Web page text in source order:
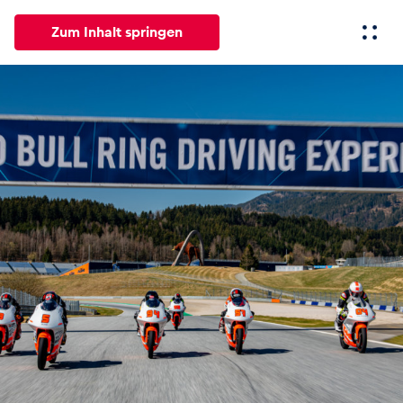
Zum Inhalt springen
Alle News Events Erlebnisse Seiten
News
Alle anzeigen
Events
Alle anzeigen